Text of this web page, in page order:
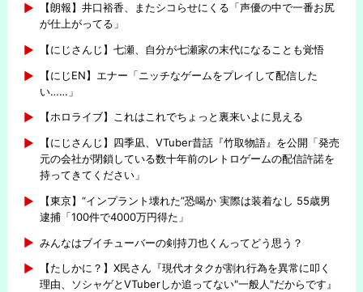
【朗報】井口裕香、またシコらせにくる「声優の中で一番お尻
が仕上がってる」
【にじさんじ】七瀬、自分が七瀬家の末代になることも覚悟
【にじEN】エナー「ニッチなゲームをプレイして配信した
い……」
【ホロライブ】これはこれでちょっと裏来いよに見える
【にじさんじ】四季凪、VTuber昔話『竹取物語』を公開「発売
元の会社が閉鎖している数十年前のレトロゲームの配信許諾を
持ってきてください」
【東京】“インプラント壊れた”恐喝か 実際は装着なし 55歳男
逮捕「100件で4000万円得た」
みんなはブイチューバーの剣持刀也くんってどう思う？
【たしかに？】X民さん『現代オタクが割れ行為を異常に叩く
理由、ソシャゲとVTuberしか追ってない"一般人"だからです』